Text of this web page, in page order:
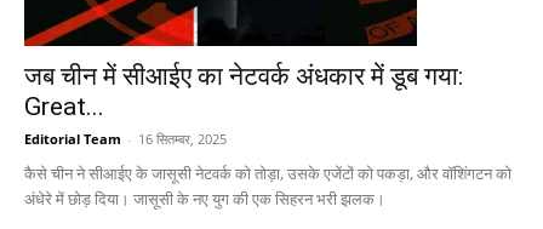
जब चीन में सीआईए का नेटवर्क अंधकार में डूब गया:
Great...
Editorial Team - 16 सितम्बर, 2025
कैसे चीन ने सीआईए के जासूसी नेटवर्क को तोड़ा, उसके एजेंटों को पकड़ा, और वॉशिंगटन को
अंधेरे में छोड़ दिया। जासूसी के नए युग की एक सिहरन भरी झलक।